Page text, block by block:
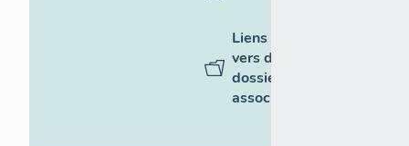
Liens
vers des
dossiers
associés